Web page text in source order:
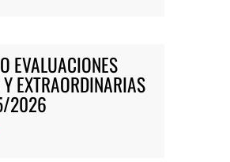
EVALUACIONES
EXTRAORDINARIAS
2026